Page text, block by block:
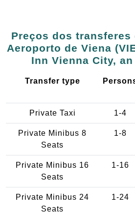
Preços dos transferes
Aeroporto de Viena
Inn Vienna City, an
Transfer type
Private Taxi 1-4
Private Minibus 8
Seats
1-8
Private Minibus 16
Seats
1-16
Private Minibus 24
Seats
1-24